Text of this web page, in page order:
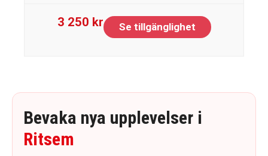
3 250 kr Se tillgänglighet
Bevaka nya upplevelser i
Ritsem